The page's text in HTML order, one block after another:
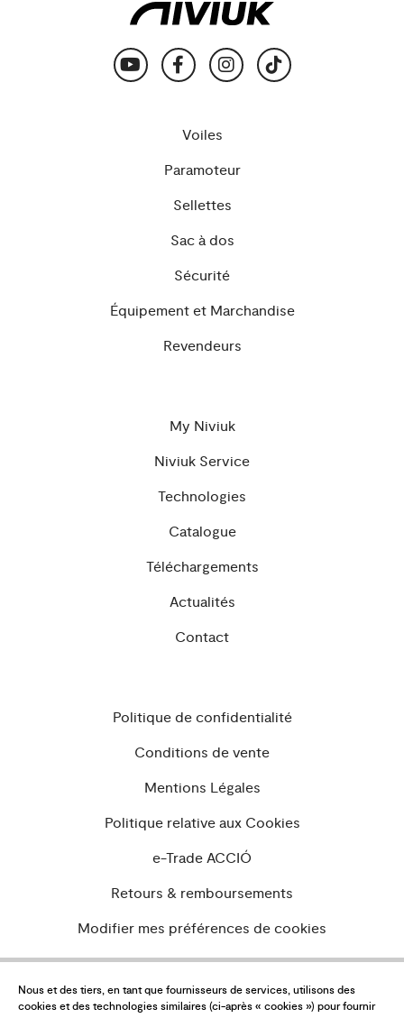
Voiles
Paramoteur
Sellettes
Sac à dos
Sécurité
Équipement et Marchandise
Revendeurs
My Niviuk
Niviuk Service
Technologies
Catalogue
Téléchargements
Actualités
Contact
Politique de confidentialité
Conditions de vente
Mentions Légales
Politique relative aux Cookies
e-Trade ACCIÓ
Retours & remboursements
Modifier mes préférences de cookies
Voulez-vous être à jour de toutes les
Nous et des tiers, en tant que fournisseurs de services, utilisons des
cookies et des technologies similaires (ci-après « cookies ») pour fournir